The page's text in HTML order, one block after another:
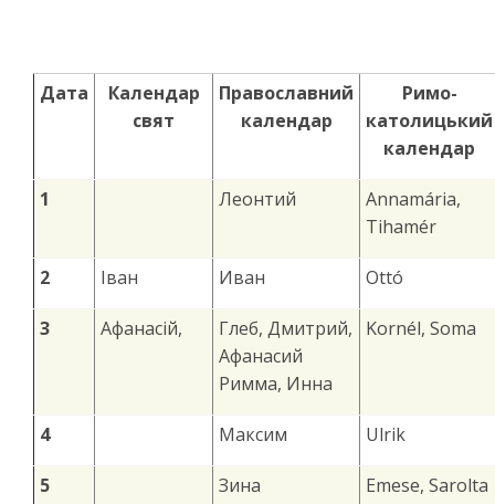
Дата
Календар
свят
Православний
календар
Римо-
католицький
календар
1 Леонтий
Annamária,
Tihamér
2 Іван Иван Ottó
3 Афанасій,
Глеб, Дмитрий,
Афанасий
Римма, Инна
Kornél, Soma
4 Максим Ulrik
5 Зина Emese, Sarolta